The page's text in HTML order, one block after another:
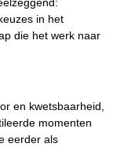
in het
die het werk naar
en kwetsbaarheid,
momenten
eerder als